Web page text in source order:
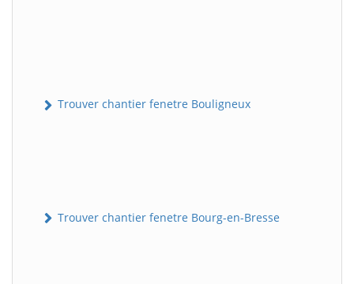
Trouver chantier fenetre Bouligneux
Trouver chantier fenetre Bourg-en-Bresse